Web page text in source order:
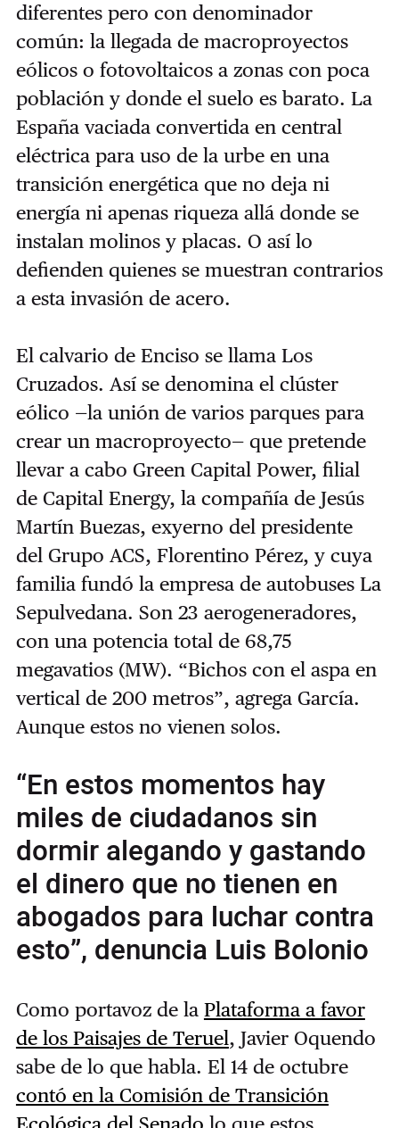
diferentes pero con denominador
común: la llegada de macroproyectos
eólicos o fotovoltaicos a zonas con poca
población y donde el suelo es barato. La
España vaciada convertida en central
eléctrica para uso de la urbe en una
transición energética que no deja ni
energía ni apenas riqueza allá donde se
instalan molinos y placas. O así lo
defienden quienes se muestran contrarios
a esta invasión de acero.
El calvario de Enciso se llama Los
Cruzados. Así se denomina el clúster
eólico —la unión de varios parques para
crear un macroproyecto— que pretende
llevar a cabo Green Capital Power, filial
de Capital Energy, la compañía de Jesús
Martín Buezas, exyerno del presidente
del Grupo ACS, Florentino Pérez, y cuya
familia fundó la empresa de autobuses La
Sepulvedana. Son 23 aerogeneradores,
con una potencia total de 68,75
megavatios (MW). “Bichos con el aspa en
vertical de 200 metros”, agrega García.
Aunque estos no vienen solos.
“En estos momentos hay
miles de ciudadanos sin
dormir alegando y gastando
el dinero que no tienen en
abogados para luchar contra
esto”, denuncia Luis Bolonio
Como portavoz de la Plataforma a favor
de los Paisajes de Teruel, Javier Oquendo
sabe de lo que habla. El 14 de octubre
contó en la Comisión de Transición